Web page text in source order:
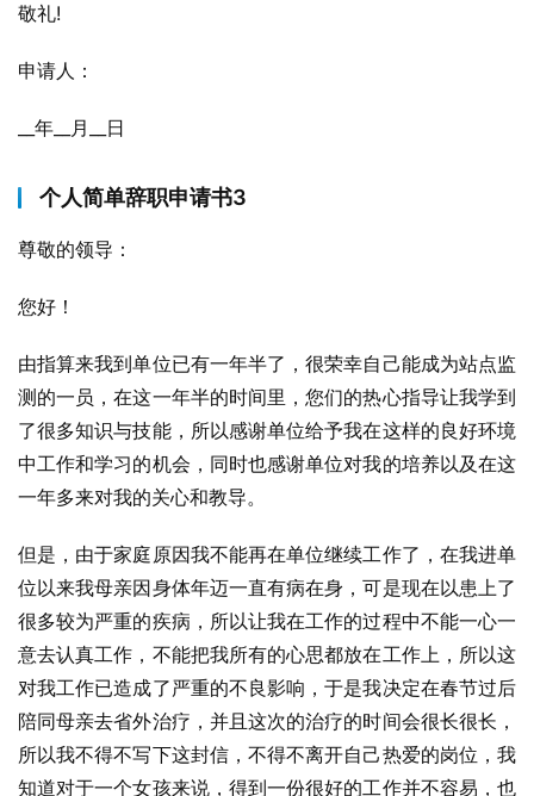
敬礼!
申请人：
__年__月__日
个人简单辞职申请书3
尊敬的领导：
您好！
由指算来我到单位已有一年半了，很荣幸自己能成为站点监
测的一员，在这一年半的时间里，您们的热心指导让我学到
了很多知识与技能，所以感谢单位给予我在这样的良好环境
中工作和学习的机会，同时也感谢单位对我的培养以及在这
一年多来对我的关心和教导。
但是，由于家庭原因我不能再在单位继续工作了，在我进单
位以来我母亲因身体年迈一直有病在身，可是现在以患上了
很多较为严重的疾病，所以让我在工作的过程中不能一心一
意去认真工作，不能把我所有的心思都放在工作上，所以这
对我工作已造成了严重的不良影响，于是我决定在春节过后
陪同母亲去省外治疗，并且这次的治疗的时间会很长很长，
所以我不得不写下这封信，不得不离开自己热爱的岗位，我
知道对于一个女孩来说，得到一份很好的工作并不容易，也